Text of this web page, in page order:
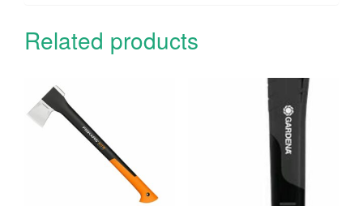
Related products